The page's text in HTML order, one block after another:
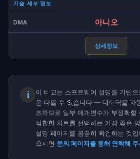
기술 세부 정보
DMA 아니오
상세정보
ℹ
이 비교는 소프트웨어 설명을 기반
은 다를 수 있습니다 — 데이터를 자
조하므로 일부 매개변수가 부정확할
적합한 치트를 선택하는 가장 좋은
설명 페이지를 꼼꼼히 확인하는 것
으시면 문의 페이지를 통해 연락해 주